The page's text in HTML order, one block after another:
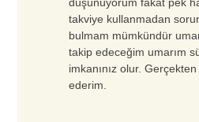
takviye kullanmadan
bulmam mümkündür
takip edeceğim umarım
imkanınız olur.
ederim.